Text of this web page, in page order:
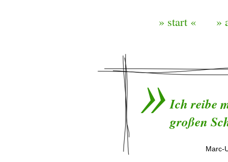
» start « »
Ich reibe
großen
Marc-